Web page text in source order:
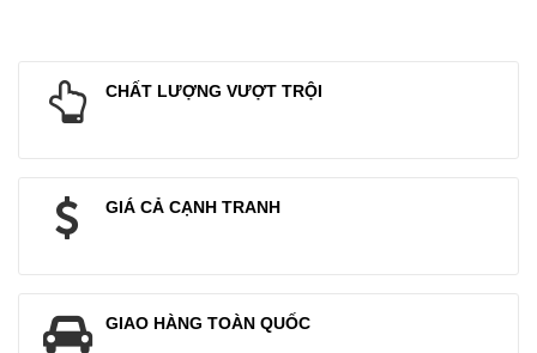
CHẤT LƯỢNG VƯỢT TRỘI
GIÁ CẢ CẠNH TRANH
GIAO HÀNG TOÀN QUỐC